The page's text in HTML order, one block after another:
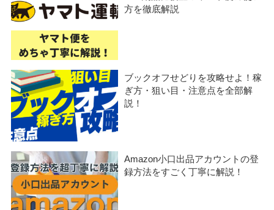
方を徹底解説
ブックオフせどりを攻略せよ！稼
ぎ方・狙い目・注意点を全部解
説！
Amazon小口出品アカウントの登
録方法をすごく丁寧に解説！